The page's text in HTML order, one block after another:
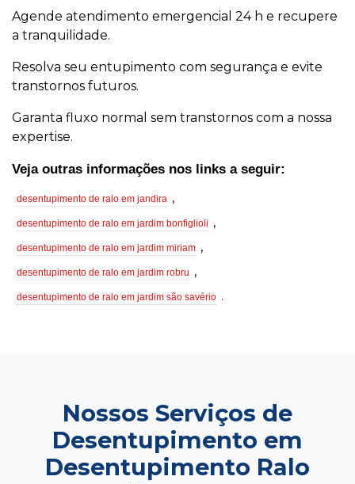
Agende atendimento emergencial 24 h e recupere
a tranquilidade.
Resolva seu entupimento com segurança e evite
transtornos futuros.
Garanta fluxo normal sem transtornos com a nossa
expertise.
Veja outras informações nos links a seguir:
desentupimento de ralo em jandira ,
desentupimento de ralo em jardim bonfiglioli ,
desentupimento de ralo em jardim miriam ,
desentupimento de ralo em jardim robru ,
desentupimento de ralo em jardim são savério .
Nossos Serviços de
Desentupimento em
Desentupimento Ralo